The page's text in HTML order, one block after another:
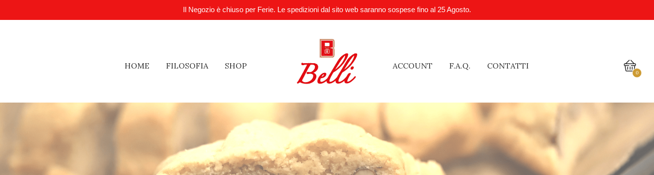
Il Negozio è chiuso per Ferie. Le spedizioni dal sito web saranno sospese fino al 25 Agosto.
HOME FILOSOFIA SHOP ACCOUNT F.A.Q. CONTATTI
0